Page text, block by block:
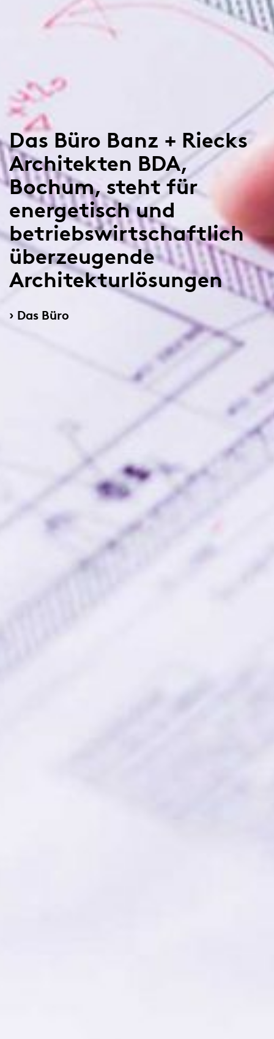
Das Büro Banz + Riecks
Architekten BDA,
Bochum, steht für
energetisch und
betriebswirtschaftlich
überzeugende
Architekturlösungen
Das Büro